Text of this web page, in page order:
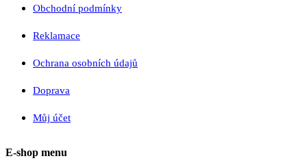
Obchodní podmínky
Reklamace
Ochrana osobních údajů
Doprava
Můj účet
E-shop menu